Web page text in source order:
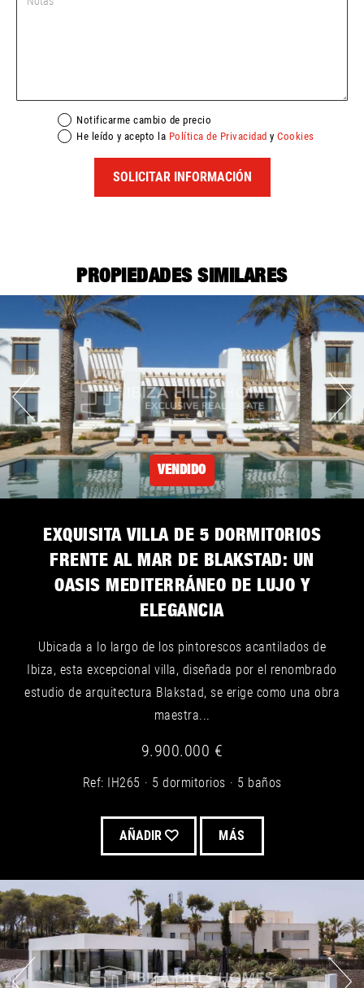
Notificarme cambio de precio
He leído y acepto la Política de Privacidad y Cookies
SOLICITAR INFORMACIÓN
PROPIEDADES SIMILARES
VENDIDO
EXQUISITA VILLA DE 5 DORMITORIOS
FRENTE AL MAR DE BLAKSTAD: UN
OASIS MEDITERRÁNEO DE LUJO Y
ELEGANCIA
Ubicada a lo largo de los pintorescos acantilados de
Ibiza, esta excepcional villa, diseñada por el renombrado
estudio de arquitectura Blakstad, se erige como una obra
maestra...
9.900.000 €
Ref: IH265 5 dormitorios 5 baños
AÑADIR MÁS